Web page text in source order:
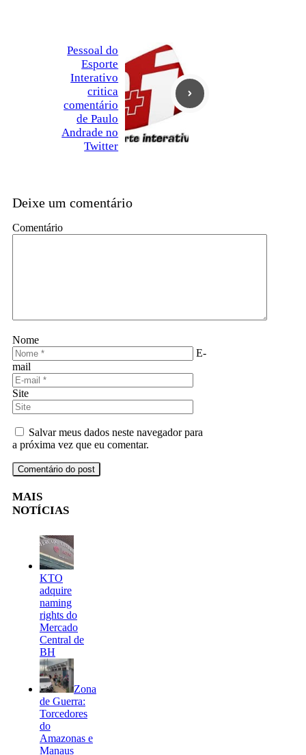
Pessoal do
Esporte
Interativo
critica
comentário
de Paulo
Andrade no
Twitter
Deixe um comentário
Comentário
Nome
E-
mail
Site
Salvar meus dados neste navegador para
a próxima vez que eu comentar.
MAIS
NOTÍCIAS
KTO
adquire
naming
rights do
Mercado
Central de
BH
Zona
de Guerra:
Torcedores
do
Amazonas e
Manaus